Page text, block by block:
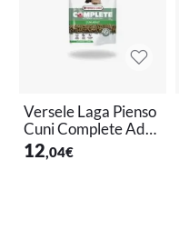
Versele Laga Pienso
Cuni Complete Adul
tos 500 Gr - Aliment
ación Saludable par
12,04€